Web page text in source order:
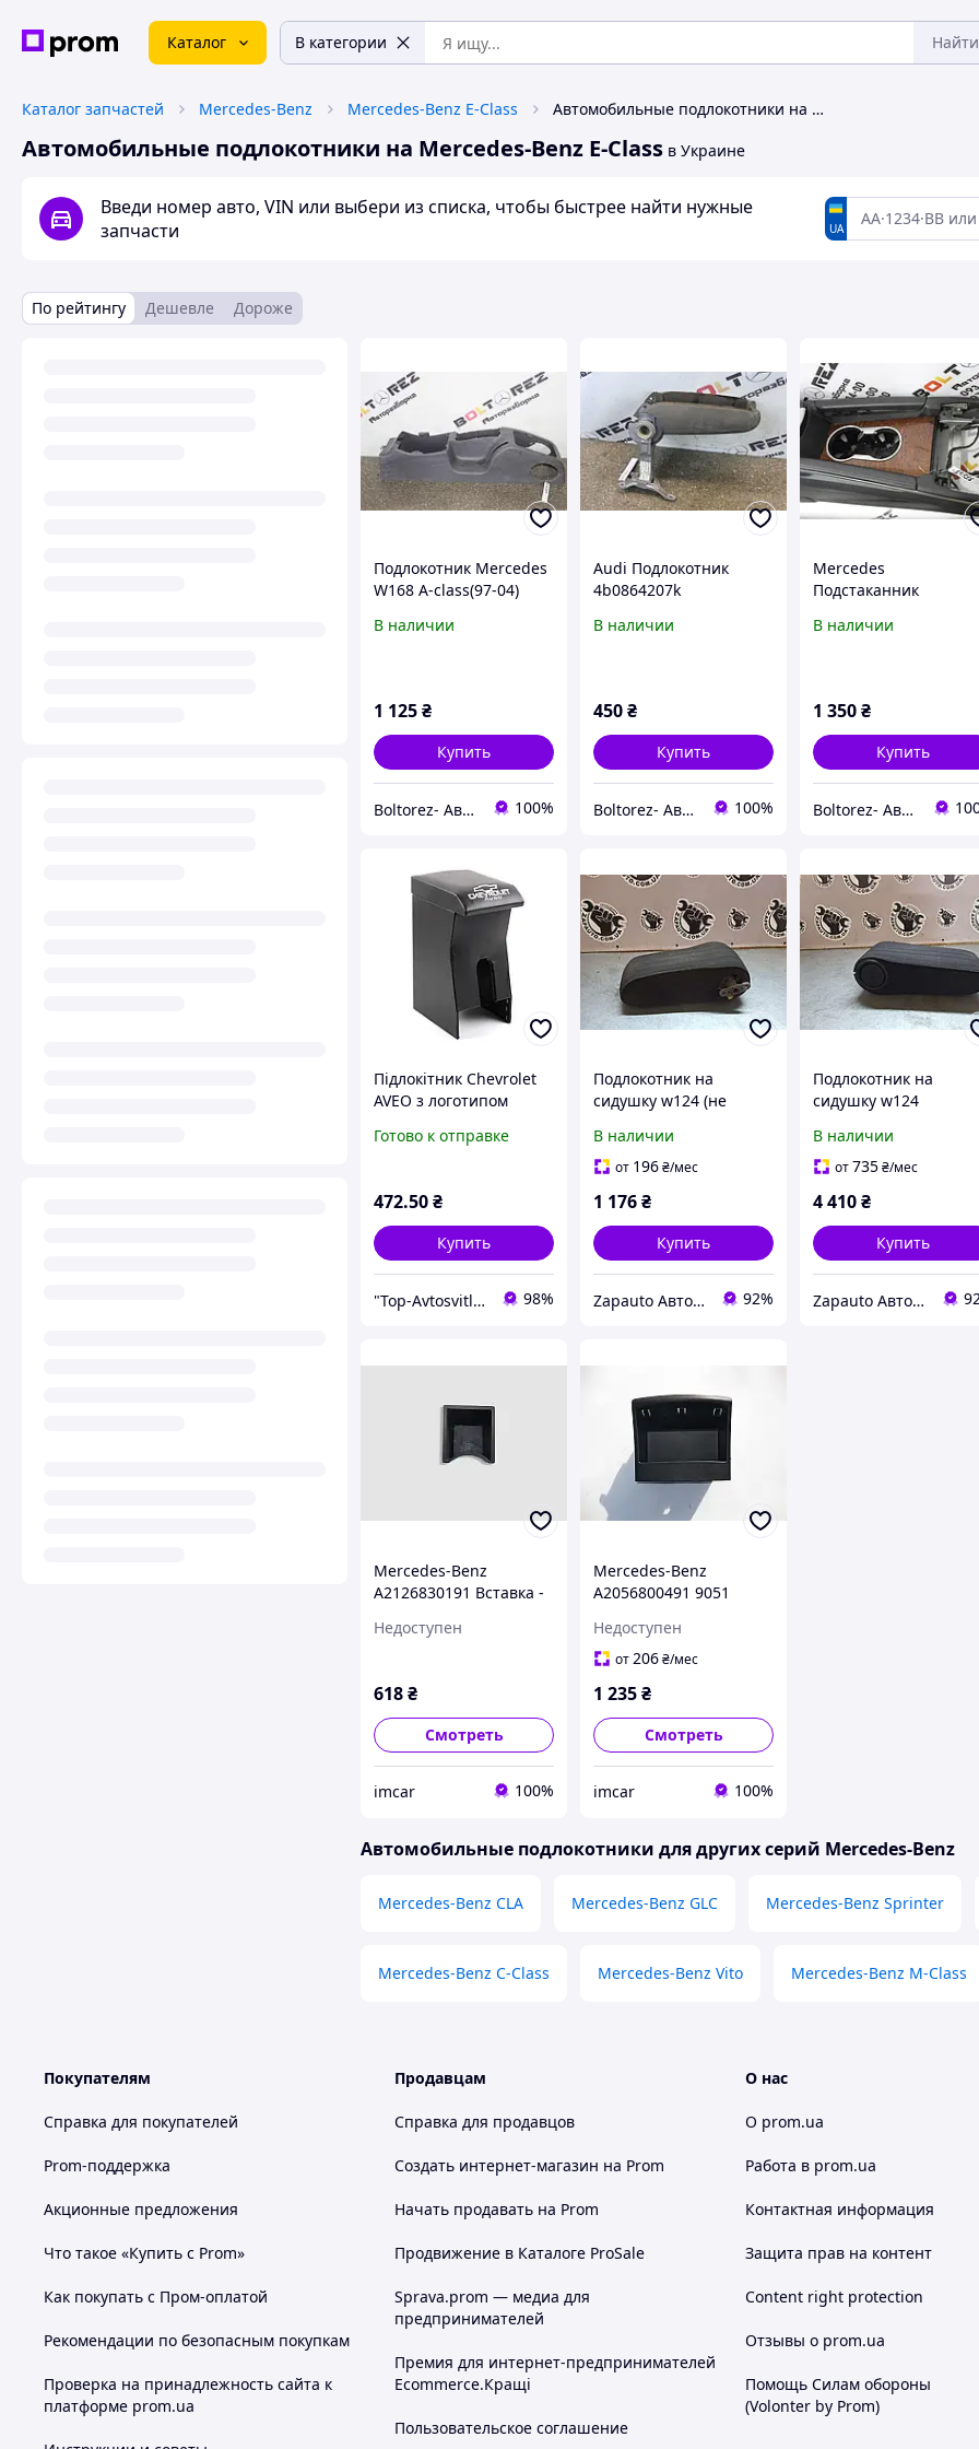
Каталог В категории Найти
Каталог запчастей Mercedes-Benz Mercedes-Benz E-Class Автомобильные подлокотники на Mercedes-Benz E-Class
Автомобильные подлокотники на Mercedes-Benz E-Class в Украине
Введи номер авто, VIN или выбери из списка, чтобы быстрее найти нужные
запчасти
UA
По рейтингу Дешевле Дороже
Подлокотник Mercedes
W168 A-class(97-04)
В наличии
1 125₴
Купить
Boltorez- Авторазборка 100%
Audi Подлокотник
4b0864207k
В наличии
450₴
Купить
Boltorez- Авторазборка 100%
Mercedes
Подстаканник
В наличии
1 350₴
Купить
Boltorez- Авторазборка
Підлокітник Chevrolet
AVEO з логотипом
20.50см) "MINI"
Готово к отправке
472.50₴
Купить
"Top-Avtosvitlo" – безопасность на дороге 98%
Подлокотник на
сидушку w124 (не
124podlocot1
MERCEDES Exclusive
В наличии
от 196₴/мес
1 176₴
Купить
Zapauto Авторазборка 92%
Подлокотник на
сидушку w124
MERCEDES Exclusive
Benz parts
В наличии
от735₴/мес
4 410₴
Купить
Zapauto Авторазборка
Mercedes-Benz
A2126830191 Вставка -
вещевого отделения
Недоступен
618₴
Смотреть
imcar 100%
Mercedes-Benz
A2056800491 9051
центральной консоли
сзади чёрное E-Class
W205 GLC X253 EQC
Недоступен
от206₴/мес
1 235₴
Смотреть
imcar 100%
Автомобильные подлокотники для других серий Mercedes-Benz
Mercedes-Benz CLA Mercedes-Benz GLC Mercedes-Benz Sprinter
Mercedes-Benz C-Class Mercedes-Benz Vito Mercedes-Benz M-Class
Покупателям
Справка для покупателей
Prom-поддержка
Акционные предложения
Что такое «Купить с Prom»
Как покупать с Пром-оплатой
Рекомендации по безопасным покупкам
Проверка на принадлежность сайта к
платформе prom.ua
Продавцам
Справка для продавцов
Создать интернет-магазин на Prom
Начать продавать на Prom
Продвижение в Каталоге ProSale
Sprava.prom — медиа для
предпринимателей
Премия для интернет-предпринимателей
Ecommerce.Кращі
Пользовательское соглашение
О нас
О prom.ua
Работа в prom.ua
Контактная информация
Защита прав на контент
Content right protection
Отзывы о prom.ua
Помощь Силам обороны
(Volonter by Prom)